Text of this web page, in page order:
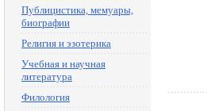
Публицистика, мемуары,
биографии
Религия и эзотерика
Учебная и научная
литература
Филология